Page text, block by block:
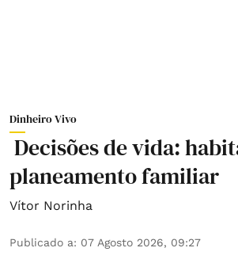
Dinheiro Vivo
Decisões de vida:
planeamento familiar
Vítor Norinha
Publicado a: 07 Agosto 2026, 09:27